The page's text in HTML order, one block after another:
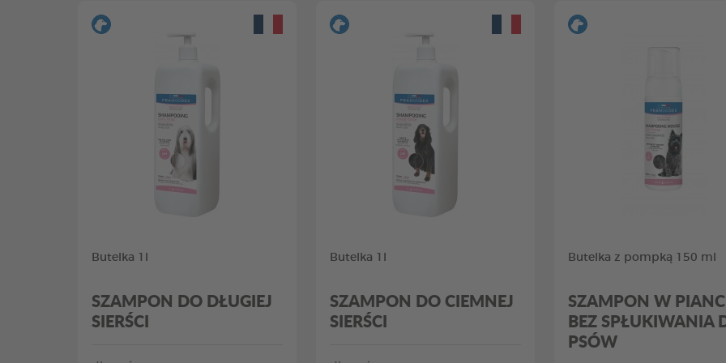
Butelka 1l
SZAMPON DO DŁUGIEJ
SIERŚCI
Butelka 1l
SZAMPON DO CIEMNEJ
SIERŚCI
Butelka z pompką 150 ml
SZAMPON W
BEZ SPŁUKIWANIA
PSÓW